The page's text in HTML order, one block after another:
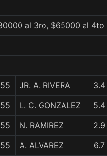
al 3ro, $65000 al 4to
55 JR. A. RIVERA 3.4
55 L. C. GONZALEZ 5.4
55 N. RAMIREZ 2.9
55 A. ALVAREZ 6.7